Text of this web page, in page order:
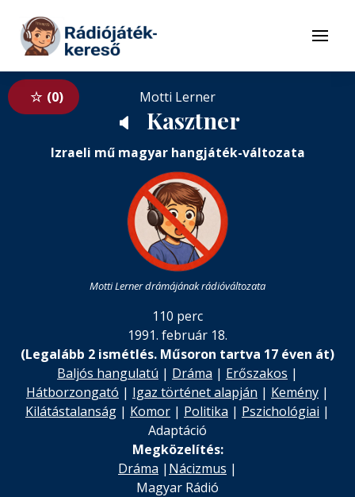
Tovább a tartalomhoz
Menü
0 Motti Lerner
🔈 Kasztner
Izraeli mű magyar hangjáték-változata
Motti Lerner drámájának rádióváltozata
110 perc
1991. február 18.
(Legalább 2 ismétlés. Műsoron tartva 17 éven át)
Baljós hangulatú | Dráma | Erőszakos |
Hátborzongató | Igaz történet alapján | Kemény |
Kilátástalanság | Komor | Politika | Pszichológiai |
Adaptáció
Megközelítés:
Dráma | Nácizmus |
Magyar Rádió